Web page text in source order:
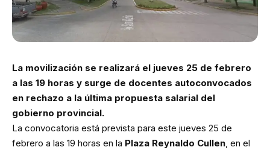
La movilización se realizará el jueves 25 de febrero
a las 19 horas y surge de docentes autoconvocados
en rechazo a la última propuesta salarial del
gobierno provincial.
La convocatoria está prevista para este jueves 25 de
febrero a las 19 horas en la Plaza Reynaldo Cullen, en el